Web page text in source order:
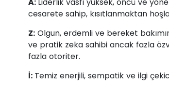
cesarete sahip, kısıtlanmaktan
Z: Olgun, erdemli ve bereket
ve pratik zeka sahibi ancak fazla
fazla otoriter.
İ: Temiz enerjili, sempatik ve ilgi